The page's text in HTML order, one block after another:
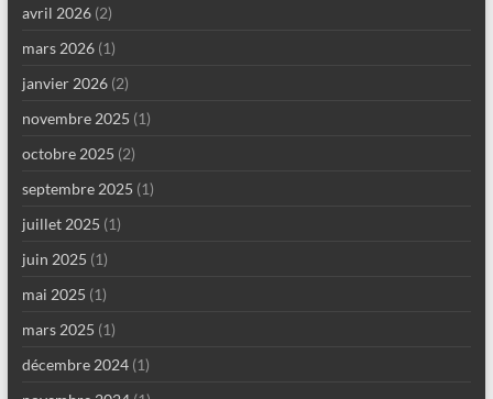
avril 2026(2)
mars 2026(1)
janvier 2026(2)
novembre 2025 (1)
octobre 2025 (2)
septembre 2025 (1)
juillet 2025 (1)
juin 2025 (1)
mai 2025 (1)
mars 2025 (1)
décembre 2024(1)